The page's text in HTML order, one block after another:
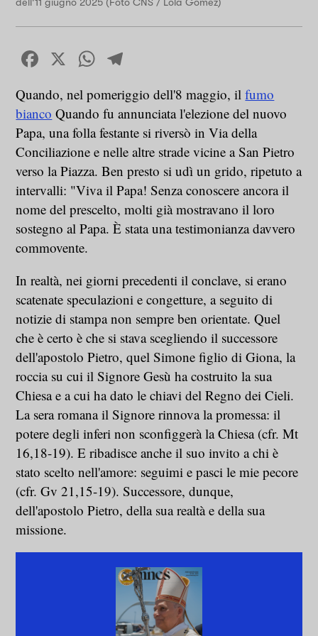
dell'11 giugno 2025 (Foto CNS / Lola Gomez)
Facebook
X WhatsApp
Quando, nel pomeriggio dell'8 maggio, ilfumo
bianco Quando fu annunciata l'elezione del nuovo
Papa, una folla festante si riversò in Via della
Conciliazione e nelle altre strade vicine a San Pietro
verso la Piazza. Ben presto si udì un grido, ripetuto a
intervalli: "Viva il Papa! Senza conoscere ancora il
nome del prescelto, molti già mostravano il loro
sostegno al Papa. È stata una testimonianza davvero
commovente.
In realtà, nei giorni precedenti il conclave, si erano
scatenate speculazioni e congetture, a seguito di
notizie di stampa non sempre ben orientate. Quel
che è certo è che si stava scegliendo il successore
dell'apostolo Pietro, quel Simone figlio di Giona, la
roccia su cui il Signore Gesù ha costruito la sua
Chiesa e a cui ha dato le chiavi del Regno dei Cieli.
La sera romana il Signore rinnova la promessa: il
potere degli inferi non sconfiggerà la Chiesa (cfr. Mt
16,18-19). E ribadisce anche il suo invito a chi è
stato scelto nell'amore: seguimi e pasci le mie pecore
(cfr. Gv 21,15-19). Successore, dunque,
dell'apostolo Pietro, della sua realtà e della sua
missione.